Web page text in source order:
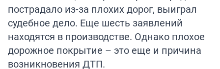
пострадало из-за плохих дорог, выиграл
судебное дело. Еще шесть заявлений
находятся в производстве. Однако плохое
дорожное покрытие – это еще и причина
возникновения ДТП.